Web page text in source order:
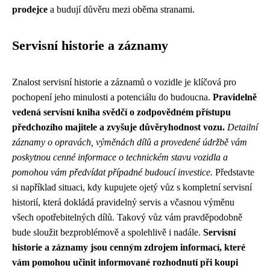
prodejce a budují důvěru mezi oběma stranami.
Servisní historie a záznamy
Znalost servisní historie a záznamů o vozidle je klíčová pro
pochopení jeho minulosti a potenciálu do budoucna. Pravidelně
vedená servisní kniha svědčí o zodpovědném přístupu
předchozího majitele a zvyšuje důvěryhodnost vozu. Detailní
záznamy o opravách, výměnách dílů a provedené údržbě vám
poskytnou cenné informace o technickém stavu vozidla a
pomohou vám předvídat případné budoucí investice. Představte
si například situaci, kdy kupujete ojetý vůz s kompletní servisní
historií, která dokládá pravidelný servis a včasnou výměnu
všech opotřebitelných dílů. Takový vůz vám pravděpodobně
bude sloužit bezproblémově a spolehlivě i nadále. Servisní
historie a záznamy jsou cenným zdrojem informací, které
vám pomohou učinit informované rozhodnutí při koupi